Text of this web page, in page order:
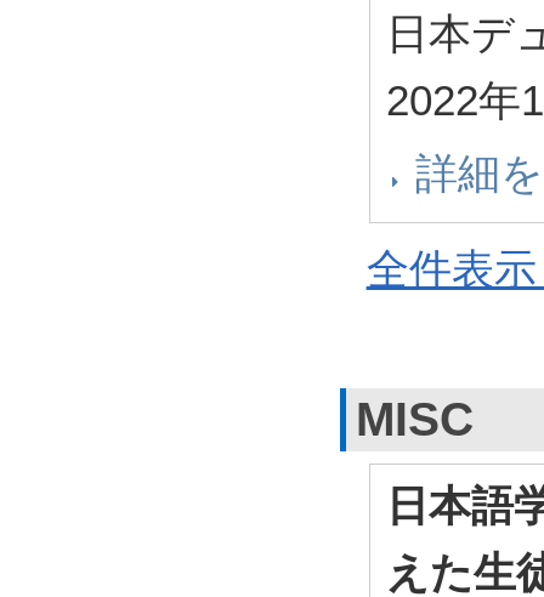
日本
2022年
詳細
全件表
MISC
日本語
えた生